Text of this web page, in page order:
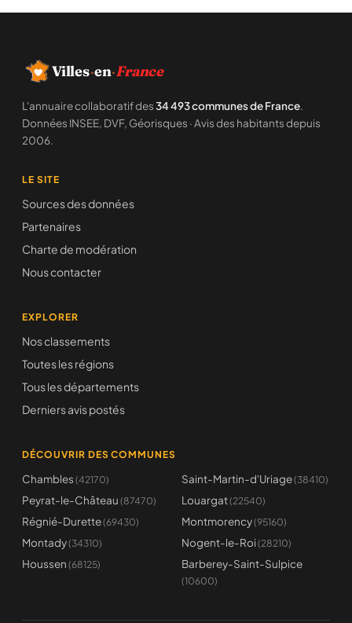
Villes·en·France
L'annuaire collaboratif des34 493 communes de France.
Données INSEE, DVF, Géorisques · Avis des habitants depuis
2006.
LE SITE
Sources des données
Partenaires
Charte de modération
Nous contacter
EXPLORER
Nos classements
Toutes les régions
Tous les départements
Derniers avis postés
DÉCOUVRIR DES COMMUNES
Chambles (42170) Saint-Martin-d'Uriage(38410)
Peyrat-le-Château (87470) Louargat(22540)
Régnié-Durette(69430) Montmorency(95160)
Montady(34310) Nogent-le-Roi (28210)
Houssen (68125) Barberey-Saint-Sulpice
(10600)